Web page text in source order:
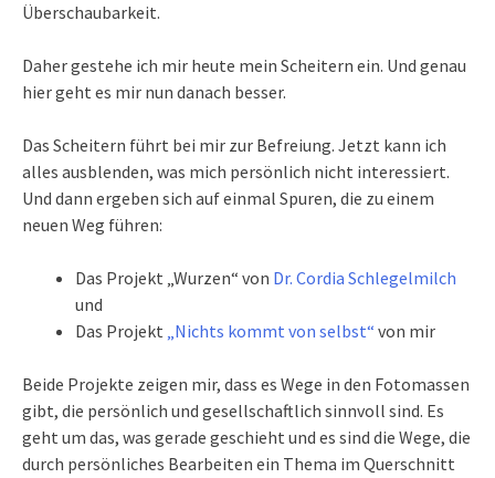
Überschaubarkeit.
Daher gestehe ich mir heute mein Scheitern ein. Und genau
hier geht es mir nun danach besser.
Das Scheitern führt bei mir zur Befreiung. Jetzt kann ich
alles ausblenden, was mich persönlich nicht interessiert.
Und dann ergeben sich auf einmal Spuren, die zu einem
neuen Weg führen:
Das Projekt „Wurzen“ von Dr. Cordia Schlegelmilch
und
Das Projekt „Nichts kommt von selbst“ von mir
Beide Projekte zeigen mir, dass es Wege in den Fotomassen
gibt, die persönlich und gesellschaftlich sinnvoll sind. Es
geht um das, was gerade geschieht und es sind die Wege, die
durch persönliches Bearbeiten ein Thema im Querschnitt